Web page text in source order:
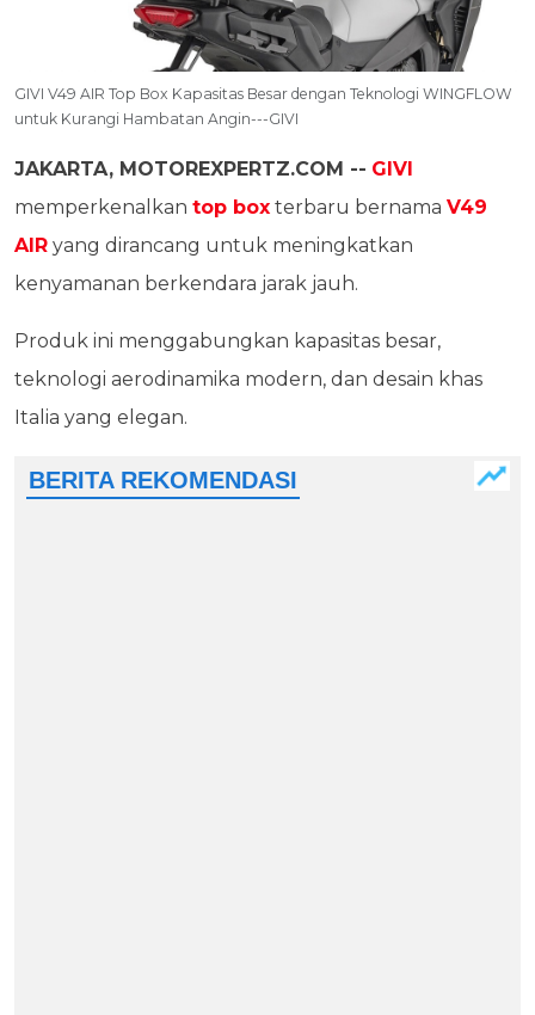
GIVI V49 AIR Top Box Kapasitas Besar dengan Teknologi WINGFLOW
untuk Kurangi Hambatan Angin---GIVI
JAKARTA, MOTOREXPERTZ.COM -- GIVI
memperkenalkan top box terbaru bernama V49
AIR yang dirancang untuk meningkatkan
kenyamanan berkendara jarak jauh.
Produk ini menggabungkan kapasitas besar,
teknologi aerodinamika modern, dan desain khas
Italia yang elegan.